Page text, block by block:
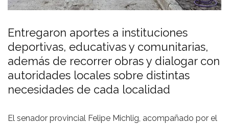
Entregaron aportes a instituciones
deportivas, educativas y comunitarias,
además de recorrer obras y dialogar con
autoridades locales sobre distintas
necesidades de cada localidad
El senador provincial Felipe Michlig, acompañado por el